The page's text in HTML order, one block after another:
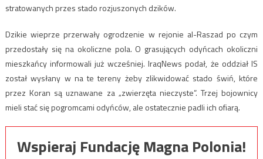
stratowanych przes stado rozjuszonych dzików.
Dzikie wieprze przerwały ogrodzenie w rejonie al-Raszad po czym
przedostały się na okoliczne pola. O grasujących odyńcach okoliczni
mieszkańcy informowali już wcześniej. IraqNews podał, że oddział IS
został wysłany w na te tereny żeby zlikwidować stado świń, które
przez Koran są uznawane za „zwierzęta nieczyste”. Trzej bojownicy
mieli stać się pogromcami odyńców, ale ostatecznie padli ich ofiarą.
Wspieraj Fundację Magna Polonia!